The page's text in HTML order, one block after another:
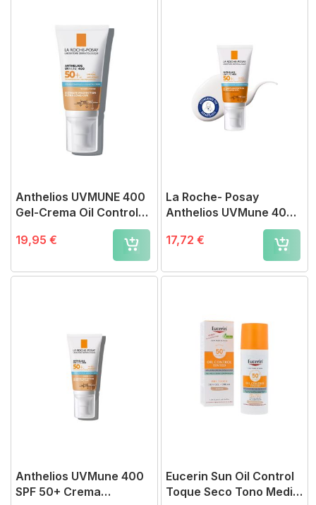
Anthelios UVMUNE 400
Gel-Crema Oil Control
19,95 €
La Roche- Posay
Anthelios UVMune 400
Crema Hidratante Facial
SPF50+ 50ml
17,72 €
Anthelios UVMune 400
SPF 50+ Crema
Eucerin Sun Oil Control
Toque Seco Tono Medio